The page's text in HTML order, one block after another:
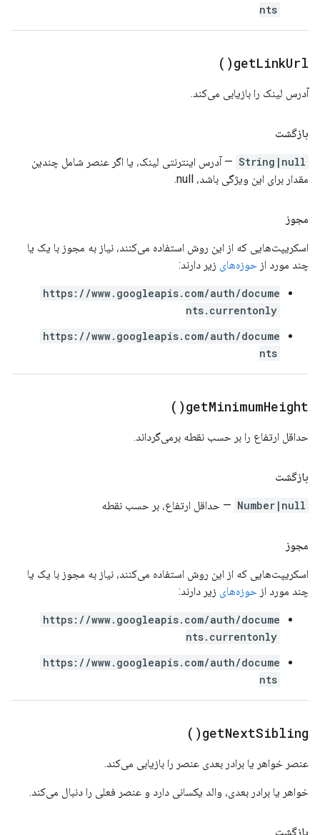
nts
getLinkUrl(
)
آدرس لینک را بازیابی می‌کند.
بازگشت
String|null — آدرس اینترنتی لینک، یا اگر عنصر شامل چندین
مقدار برای این ویژگی باشد، null.
مجوز
اسکریپت‌هایی که از این روش استفاده می‌کنند، نیاز به مجوز با یک یا
چند مورد از حوزه‌های زیر دارند:
https://www.googleapis.com/auth/docume
nts.currentonly
https://www.googleapis.com/auth/docume
nts
getMinimumHeight(
)
حداقل ارتفاع را بر حسب نقطه برمی‌گرداند.
بازگشت
Number|null — حداقل ارتفاع، بر حسب نقطه
مجوز
اسکریپت‌هایی که از این روش استفاده می‌کنند، نیاز به مجوز با یک یا
چند مورد از حوزه‌های زیر دارند:
https://www.googleapis.com/auth/docume
nts.currentonly
https://www.googleapis.com/auth/docume
nts
getNextSibling(
)
عنصر خواهر یا برادر بعدی عنصر را بازیابی می‌کند.
خواهر یا برادر بعدی، والد یکسانی دارد و عنصر فعلی را دنبال می‌کند.
بازگشت